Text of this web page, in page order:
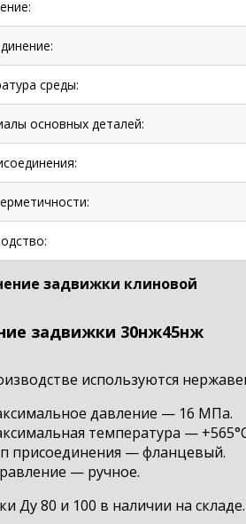
среды:
основных деталей:
задвижки клиновой
задвижки 30нж45нж
используются
давление — 16 МПа.
температура —
присоединения — фланцевый.
— ручное.
Ду 80 и 100 в наличии на